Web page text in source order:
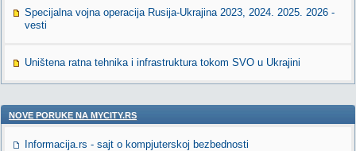
Specijalna vojna operacija Rusija-Ukrajina 2023, 2024. 2025. 2026 -
vesti
Uništena ratna tehnika i infrastruktura tokom SVO u Ukrajini
NOVE PORUKE NA MYCITY.RS
Informacija.rs - sajt o kompjuterskoj bezbednosti